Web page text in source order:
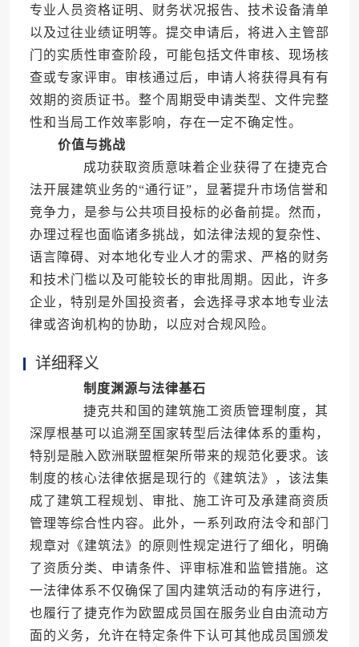
专业人员资格证明、财务状况报告、技术设备清单
以及过往业绩证明等。提交申请后，将进入主管部
门的实质性审查阶段，可能包括文件审核、现场核
查或专家评审。审核通过后，申请人将获得具有有
效期的资质证书。整个周期受申请类型、文件完整
性和当局工作效率影响，存在一定不确定性。
价值与挑战
成功获取资质意味着企业获得了在捷克合
法开展建筑业务的“通行证”，显著提升市场信誉和
竞争力，是参与公共项目投标的必备前提。然而，
办理过程也面临诸多挑战，如法律法规的复杂性、
语言障碍、对本地化专业人才的需求、严格的财务
和技术门槛以及可能较长的审批周期。因此，许多
企业，特别是外国投资者，会选择寻求本地专业法
律或咨询机构的协助，以应对合规风险。
详细释义
制度渊源与法律基石
捷克共和国的建筑施工资质管理制度，其
深厚根基可以追溯至国家转型后法律体系的重构，
特别是融入欧洲联盟框架所带来的规范化要求。该
制度的核心法律依据是现行的《建筑法》，该法集
成了建筑工程规划、审批、施工许可及承建商资质
管理等综合性内容。此外，一系列政府法令和部门
规章对《建筑法》的原则性规定进行了细化，明确
了资质分类、申请条件、评审标准和监管措施。这
一法律体系不仅确保了国内建筑活动的有序进行，
也履行了捷克作为欧盟成员国在服务业自由流动方
面的义务，允许在特定条件下认可其他成员国颁发